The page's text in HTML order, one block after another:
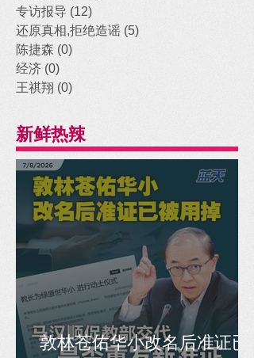
专访报导 (12)
还原真相,拒绝造谣 (5)
陈捷森 (0)
经济 (0)
王祺翔 (0)
新鲜热辣
敦林苍佑华小改名后准证已